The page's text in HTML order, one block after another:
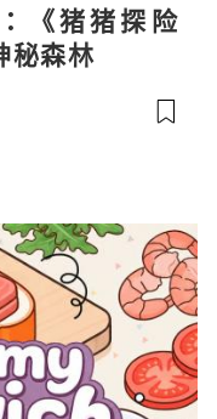
《猪猪探险
秘森林